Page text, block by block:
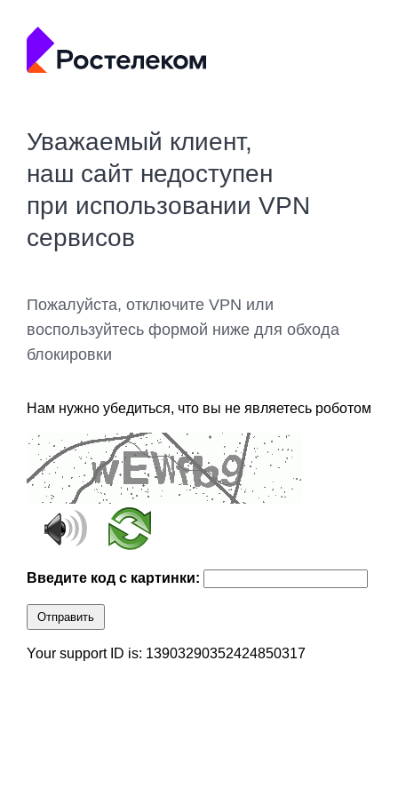
Уважаемый клиент,
наш сайт недоступен
при использовании VPN
сервисов
Пожалуйста, отключите VPN или
воспользуйтесь формой ниже для обхода
блокировки
Нам нужно убедиться, что вы не являетесь роботом
Введите код с картинки:
Отправить
Your support ID is: 13903290352424850317